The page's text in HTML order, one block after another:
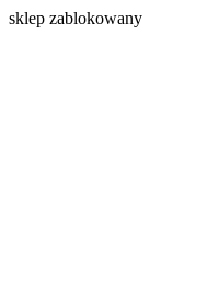
sklep zablokowany